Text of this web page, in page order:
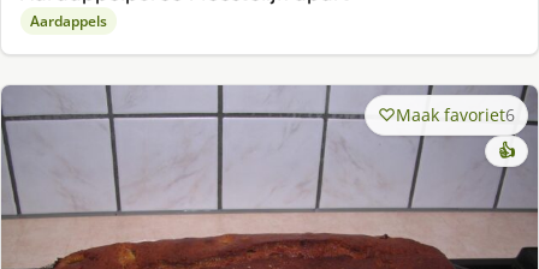
Aardappels
Maak favoriet6
👍